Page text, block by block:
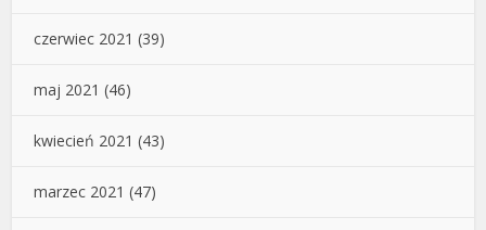
czerwiec 2021 (39)
maj 2021 (46)
kwiecień 2021 (43)
marzec 2021 (47)